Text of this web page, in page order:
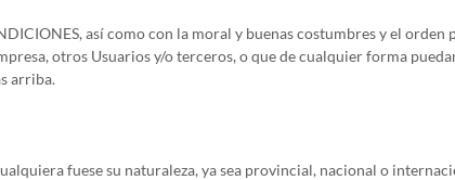
así como con la moral y buenas costumbres y el orden
otros Usuarios y/o terceros, o que de cualquier forma
arriba.
fuese su naturaleza, ya sea provincial, nacional o